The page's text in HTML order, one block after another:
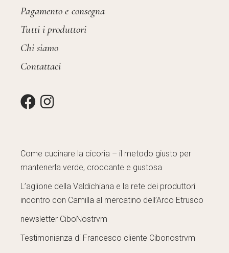
Pagamento e consegna
Tutti i produttori
Chi siamo
Contattaci
Come cucinare la cicoria – il metodo giusto per
mantenerla verde, croccante e gustosa
L’aglione della Valdichiana e la rete dei produttori
incontro con Camilla al mercatino dell’Arco Etrusco
newsletter CiboNostrvm
Testimonianza di Francesco cliente Cibonostrvm